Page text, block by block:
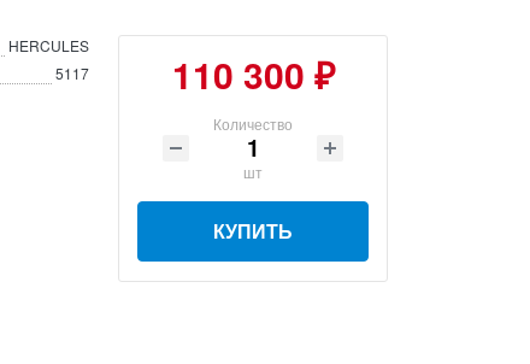
HERCULES
5117 110 300 ₽
Количество
шт
КУПИТЬ